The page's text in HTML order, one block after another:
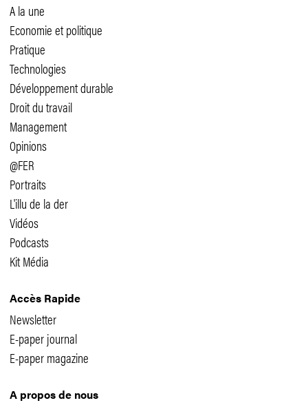
A la une
Economie et politique
Pratique
Technologies
Développement durable
Droit du travail
Management
Opinions
@FER
Portraits
L'illu de la der
Vidéos
Podcasts
Kit Média
Accès Rapide
Newsletter
E-paper journal
E-paper magazine
A propos de nous